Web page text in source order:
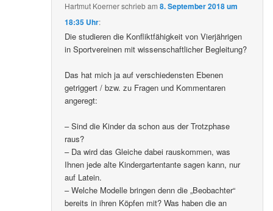
Hartmut Koernerschriebam8. September 2018 um
18:35 Uhr:
Die studieren die Konfliktfähigkeit von Vierjährigen
in Sportvereinen mit wissenschaftlicher Begleitung?
Das hat mich ja auf verschiedensten Ebenen
getriggert / bzw. zu Fragen und Kommentaren
angeregt:
– Sind die Kinder da schon aus der Trotzphase
raus?
– Da wird das Gleiche dabei rauskommen, was
Ihnen jede alte Kindergartentante sagen kann, nur
auf Latein.
– Welche Modelle bringen denn die „Beobachter“
bereits in ihren Köpfen mit? Was haben die an